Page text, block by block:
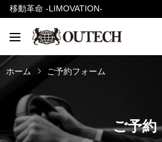
移動革命 -LIMOVATION-
ホーム ご予約フォーム
ご予約